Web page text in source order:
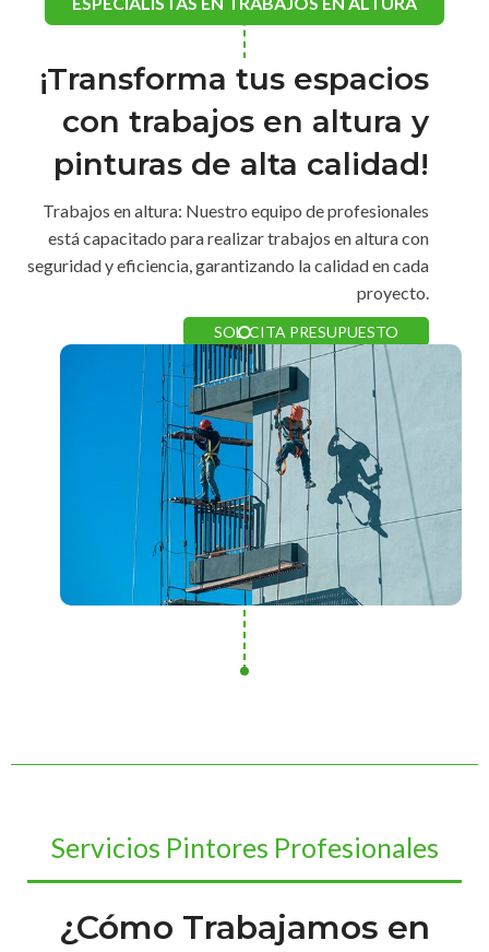
¡Transforma tus espacios
con trabajos en altura y
pinturas de alta calidad!
Trabajos en altura: Nuestro equipo de profesionales
está capacitado para realizar trabajos en altura con
seguridad y eficiencia, garantizando la calidad en cada
proyecto.
SOLICITA PRESUPUESTO
Servicios Pintores Profesionales
¿Cómo Trabajamos en